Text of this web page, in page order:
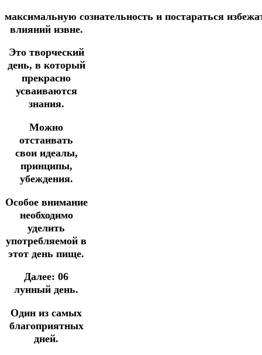
максимальную сознательность и постараться
влияний извне.
Это творческий
день, в который
прекрасно
усваиваются
знания.
Можно
отстаивать
свои идеалы,
принципы,
убеждения.
Особое внимание
необходимо
уделить
употребляемой в
этот день пище.
Далее: 06
лунный день.
Один из самых
благоприятных
дней.